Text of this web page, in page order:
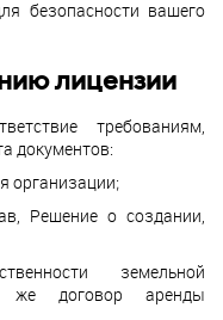
безопасности вашего
лицензии
требованиям,
документов:
организации;
Решение о создании,
земельной
же договор аренды